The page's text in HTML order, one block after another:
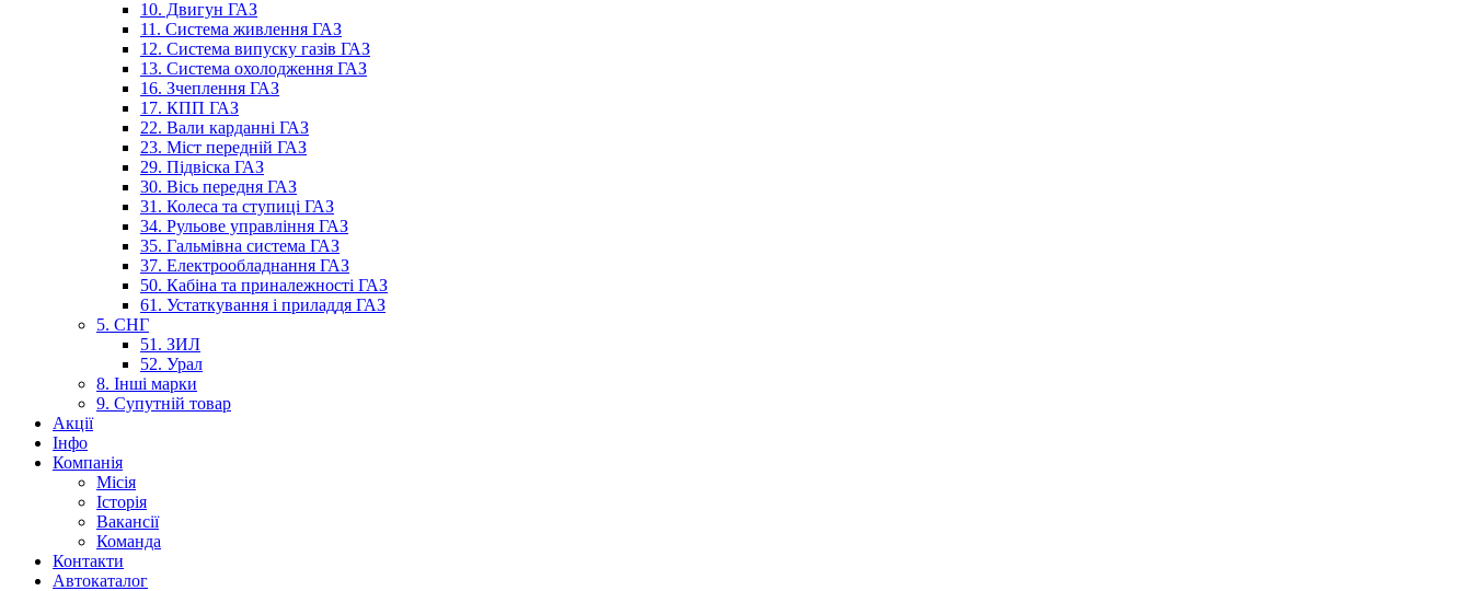
10. Двигун ГАЗ
11. Система живлення ГАЗ
12. Система випуску газів ГАЗ
13. Система охолодження ГАЗ
16. Зчеплення ГАЗ
17. КПП ГАЗ
22. Вали карданні ГАЗ
23. Міст передній ГАЗ
29. Підвіска ГАЗ
30. Вісь передня ГАЗ
31. Колеса та ступиці ГАЗ
34. Рульове управління ГАЗ
35. Гальмівна система ГАЗ
37. Електрообладнання ГАЗ
50. Кабіна та приналежності ГАЗ
61. Устаткування і приладдя ГАЗ
5. СНГ
51. ЗИЛ
52. Урал
8. Інші марки
9. Супутній товар
Акції
Інфо
Компанія
Місія
Історія
Вакансії
Команда
Контакти
Автокаталог